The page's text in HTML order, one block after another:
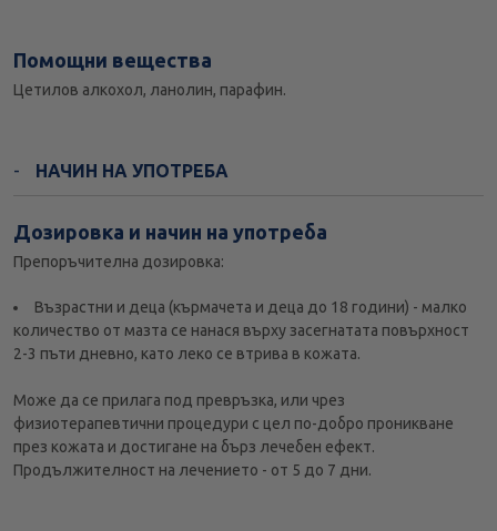
Помощни вещества
Цетилов алкохол, ланолин, парафин.
НАЧИН НА УПОТРЕБА
Дозировка и начин на употреба
Препоръчителна дозировка:
Възрастни и деца (кърмачета и деца до 18 години) - малко
количество от мазта се нанася върху засегнатата повърхност
2-3 пъти дневно, като леко се втрива в кожата.
Може да се прилага под превръзка, или чрез
физиотерапевтични процедури с цел по-добро проникване
през кожата и достигане на бърз лечебен ефект.
Продължителност на лечението - от 5 до 7 дни.